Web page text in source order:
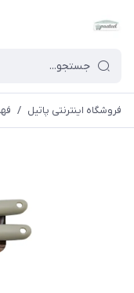
فروشگاه اینترنتی پاتیل /